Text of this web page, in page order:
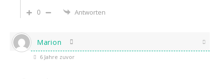
0
Antworten
Marion
6 Jahre zuvor